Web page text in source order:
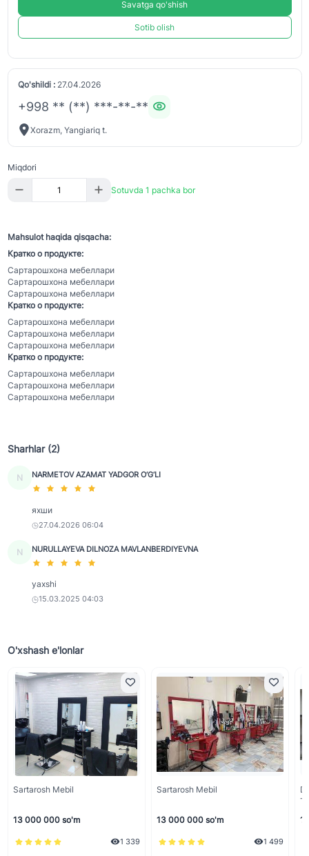
Savatga qo'shish
Sotib olish
Qo'shildi :27.04.2026
+998 ** (**) ***-**-**
Xorazm, Yangiariq t.
Miqdori
Sotuvda 1 pachka bor
Mahsulot haqida qisqacha:
Кратко о продукте:
Сартарошхона мебеллари
Сартарошхона мебеллари
Сартарошхона мебеллари
Кратко о продукте:
Сартарошхона мебеллари
Сартарошхона мебеллари
Сартарошхона мебеллари
Кратко о продукте:
Сартарошхона мебеллари
Сартарошхона мебеллари
Сартарошхона мебеллари
Sharhlar (2)
N NARMETOV AZAMAT YADGOR O‘G‘LI
яхши
27.04.2026 06:04
N NURULLAYEVA DILNOZA MAVLANBERDIYEVNA
yaxshi
15.03.2025 04:03
O'xshash e'lonlar
Sartarosh Mebil
13 000 000 so'm
1 339
Sartarosh Mebil
13 000 000 so'm
1 499